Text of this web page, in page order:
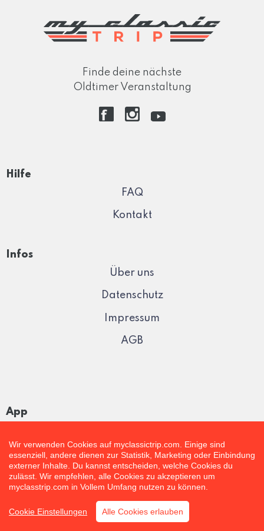
Finde deine nächste
Oldtimer Veranstaltung
Hilfe
FAQ
Kontakt
Infos
Über uns
Datenschutz
Impressum
AGB
App
Wir verwenden Cookies auf myclassictrip.com. Einige sind
essenziell, andere dienen zur Statistik, Marketing oder Einbindung
externer Inhalte. Du kannst entscheiden, welche Cookies du
zulässt. Wir empfehlen, alle Cookies zu akzeptieren um
myclasstrip.com in Vollem Umfang nutzen zu können.
Cookie Einstellungen Alle Cookies erlauben